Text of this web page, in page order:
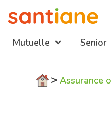
Navigation
Mutuelle Senior
> Assurance